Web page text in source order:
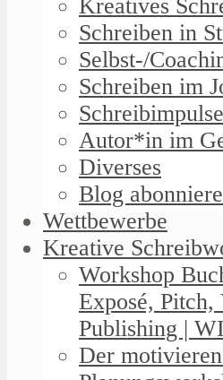
Kreatives
Schreiben in
Selbst-/
Schreiben im
Schreibimpulse
Autor*in im
Diverses
Blog
Wettbewerbe
Kreative
Workshop
Exposé, Pitch,
Publishing |
Der